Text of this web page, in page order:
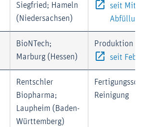
Externer-Link (Öffnet im neuen Fenster)
Siegfried; Hameln
(Niedersachsen)
seit
Abfüllung
Externer-Link (Öffnet im neuen Fenster)
BioNTech;
Marburg (Hessen)
Produktion (
seit
Externer-Link (Öffnet im neuen Fenster)
Rentschler
Biopharma;
Laupheim (Baden-
Württemberg)
Reinigung